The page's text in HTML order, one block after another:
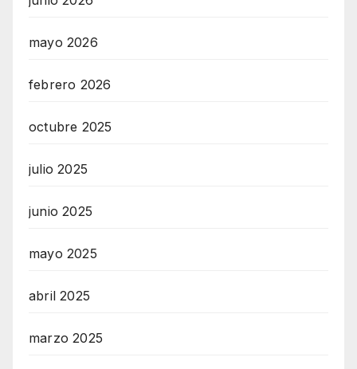
mayo 2026
febrero 2026
octubre 2025
julio 2025
junio 2025
mayo 2025
abril 2025
marzo 2025